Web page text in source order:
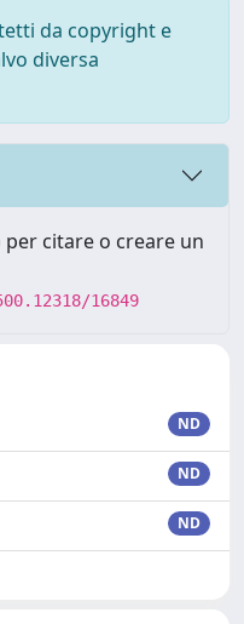
da copyright e
diversa
citare o creare un
16849
ND
ND
ND